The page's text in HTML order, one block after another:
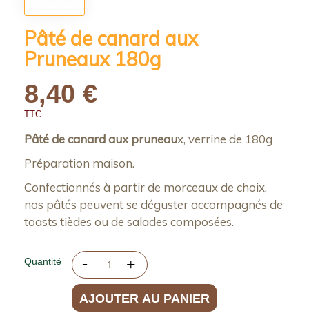
Pâté de canard aux
Pruneaux 180g
8,40 €
TTC
Pâté de canard aux pruneaux, verrine de 180g
Préparation maison.
Confectionnés à partir de morceaux de choix,
nos pâtés peuvent se déguster accompagnés de
toasts tièdes ou de salades composées.
Quantité
AJOUTER AU PANIER